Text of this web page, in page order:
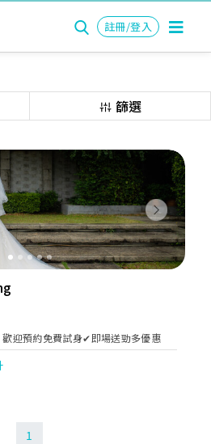
註冊/登入
篩選
Next
迎預約免費試身✔即場送勁多優惠
1